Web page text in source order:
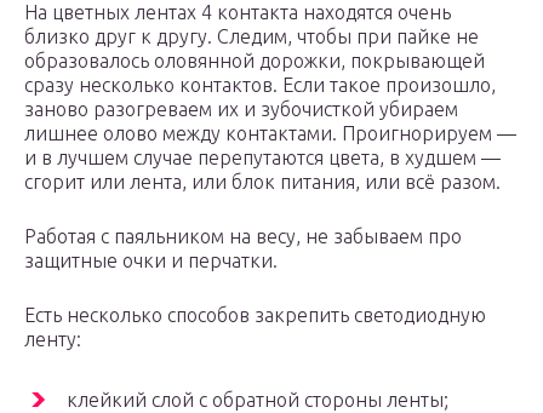
На цветных лентах 4 контакта находятся очень
близко друг к другу. Следим, чтобы при пайке не
образовалось оловянной дорожки, покрывающей
сразу несколько контактов. Если такое произошло,
заново разогреваем их и зубочисткой убираем
лишнее олово между контактами. Проигнорируем —
и в лучшем случае перепутаются цвета, в худшем —
сгорит или лента, или блок питания, или всё разом.
Работая с паяльником на весу, не забываем про
защитные очки и перчатки.
Есть несколько способов закрепить светодиодную
ленту:
клейкий слой с обратной стороны ленты;